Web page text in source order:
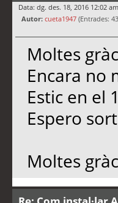
Data: dg. des. 18, 2016 12:02 am
Autor: cueta1947 (Entrades:
Moltes
Encara no
Estic en el
Espero
Moltes